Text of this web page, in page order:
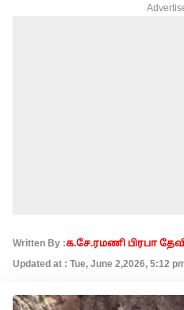
Written By :க.சே.ரமணி பிரபா
Updated at : Tue, June 2,2026, 5:12